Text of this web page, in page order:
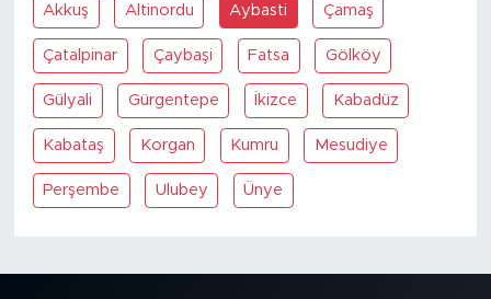
Akkuş Altinordu Aybasti Çamaş
Çatalpinar Çaybaşi Fatsa Gölköy
Gülyali Gürgentepe İkizce Kabadüz
Kabataş Korgan Kumru Mesudiye
Perşembe Ulubey Ünye
YAŞAM
TARİHTEN GÜNÜMÜZE
TARİH
KADIN